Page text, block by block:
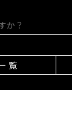
覧